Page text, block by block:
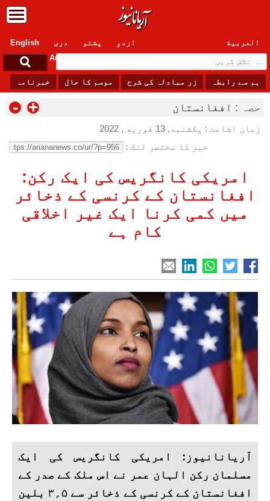
English دری پشتو العربیة
اردو
Sunday, 9 August , 2026
ہم سے رابطہ زر مبادلہ کی شرح موسم کا حال خبرنامہ
حصہ : افغانستان - +
زمان اشاعت : یکشنبه, 13 فوریه , 2022
خبر کا مختصر لنک :
امریکی کانگریس کی ایک رکن:
افغانستان کے کرنسی کے ذخائر
میں کمی کرنا ایک غیر اخلاقی
کام ہے
آریانانیوز: امریکی کانگریس کی ایک
مسلمان رکن الہان عمر نے اس ملک کے صدر کے
افغانستان کے کرنسی کے ذخائر سے ۵؍۳ بلین